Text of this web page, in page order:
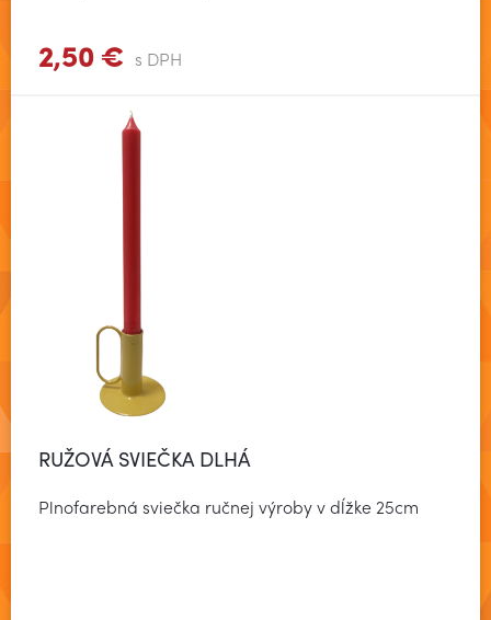
2,50 € s DPHZobraziť viac
RUŽOVÁ SVIEČKA DLHÁ
Plnofarebná sviečka ručnej výroby v dĺžke 25cm